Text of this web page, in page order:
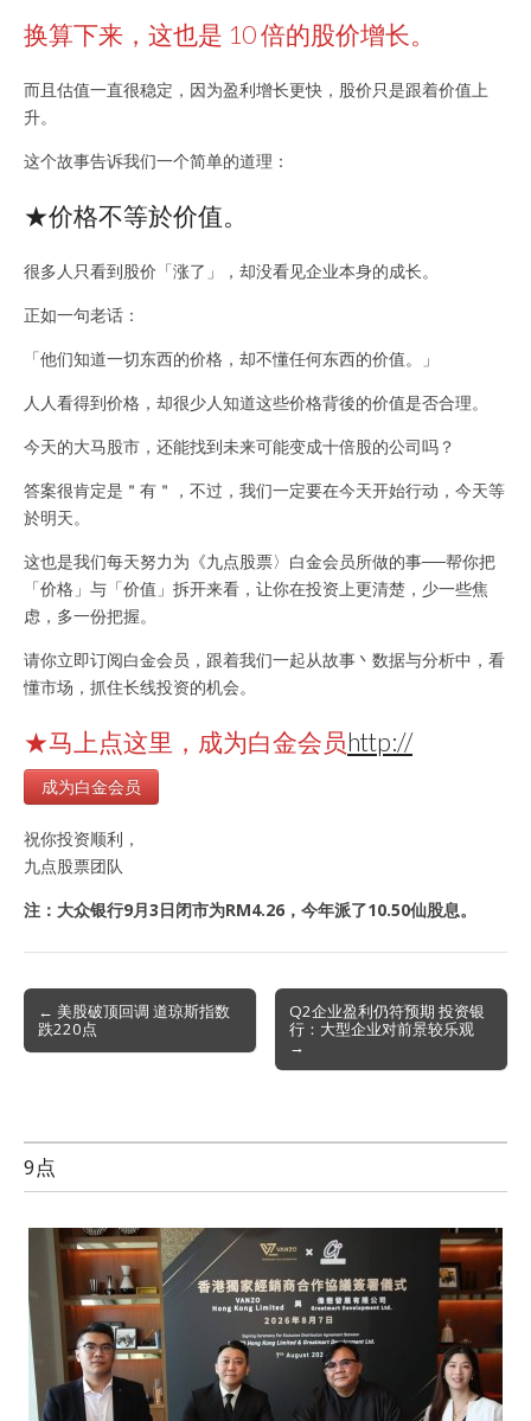
换算下来，这也是 10 倍的股价增长。
而且估值一直很稳定，因为盈利增长更快，股价只是跟着价值上
升。
这个故事告诉我们一个简单的道理：
★价格不等於价值。
很多人只看到股价「涨了」，却没看见企业本身的成长。
正如一句老话：
「他们知道一切东西的价格，却不懂任何东西的价值。」
人人看得到价格，却很少人知道这些价格背後的价值是否合理。
今天的大马股市，还能找到未来可能变成十倍股的公司吗？
答案很肯定是＂有＂，不过，我们一定要在今天开始行动，今天等
於明天。
这也是我们每天努力为《九点股票〉白金会员所做的事──帮你把
「价格」与「价值」拆开来看，让你在投资上更清楚，少一些焦
虑，多一份把握。
请你立即订阅白金会员，跟着我们一起从故事丶数据与分析中，看
懂市场，抓住长线投资的机会。
★马上点这里，成为白金会员http://
成为白金会员
祝你投资顺利，
九点股票团队
注：大众银行9月3日闭市为RM4.26，今年派了10.50仙股息。
Post
navigation
← 美股破顶回调 道琼斯指数
跌220点
Q2企业盈利仍符预期 投资银
行：大型企业对前景较乐观
→
9点